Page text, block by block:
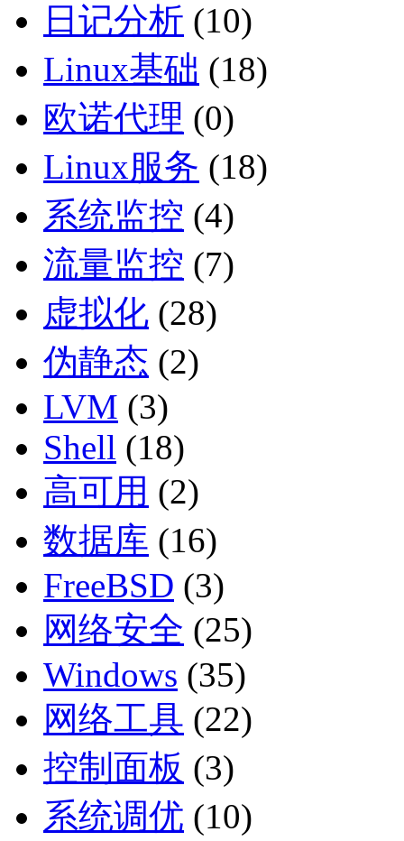
日记分析 (10)
Linux基础 (18)
欧诺代理 (0)
Linux服务 (18)
系统监控 (4)
流量监控 (7)
虚拟化 (28)
伪静态 (2)
LVM (3)
Shell (18)
高可用 (2)
数据库 (16)
FreeBSD (3)
网络安全 (25)
Windows (35)
网络工具 (22)
控制面板 (3)
系统调优 (10)